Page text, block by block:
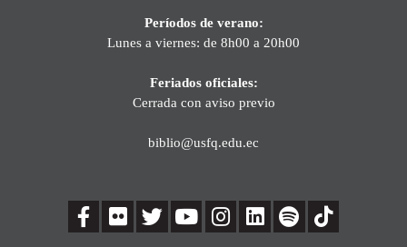
Períodos de verano:
Lunes a viernes: de 8h00 a 20h00
Feriados oficiales:
Cerrada con aviso previo
biblio@usfq.edu.ec